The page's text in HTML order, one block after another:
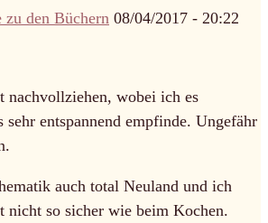
den Büchern 08/04/2017 - 20:22
nachvollziehen, wobei ich es
entspannend empfinde. Ungefähr
auch total Neuland und ich
nicht so sicher wie beim Kochen.